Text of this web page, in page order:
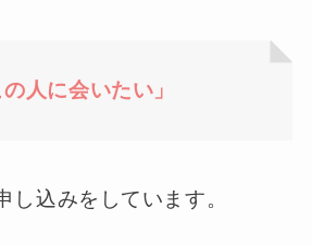
の人に会いたい」
し込みをしています。